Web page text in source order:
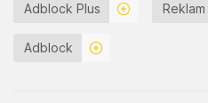
Adblock Plus
Adblock